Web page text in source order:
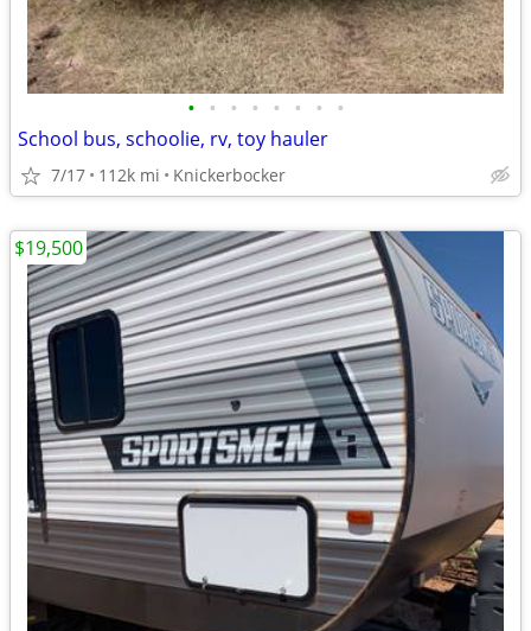
• • • • • • • •
School bus, schoolie, rv, toy hauler
7/17 112k mi Knickerbocker
$19,500